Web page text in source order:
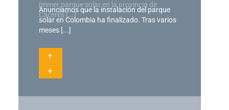
primer parque solar en la provincia de
Cáceres [...]
+
Anunciamos que la instalación del parque
solar en Colombia ha finalizado. Tras varios
meses [...]
+